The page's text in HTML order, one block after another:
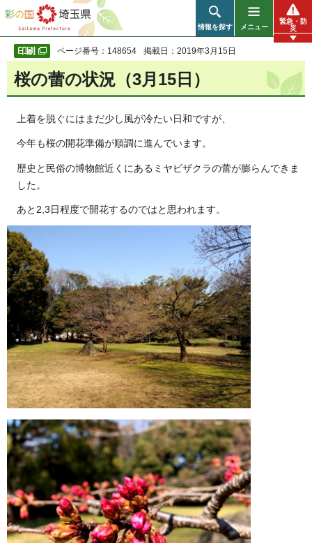
彩の国 埼玉県
情報を探す メニュー
緊急・防
災
ページ番号：148654 掲載日：2019年3月15日
桜の蕾の状況（3月15日）
上着を脱ぐにはまだ少し風が冷たい日和ですが、
今年も桜の開花準備が順調に進んでいます。
歴史と民俗の博物館近くにあるミヤビザクラの蕾が膨らんできま
した。
あと2,3日程度で開花するのではと思われます。